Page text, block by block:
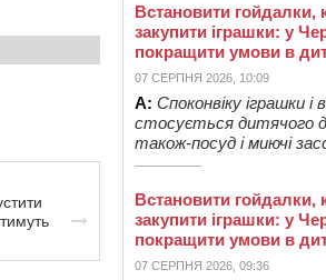
Встановити гойдалки,
закупити іграшки: у
покращити умови в
07 СЕРПНЯ 2026, 10:09
А: Споконвіку іграшки і
стосується дитячого
також-посуд і миючі
Встановити гойдалки,
закупити іграшки: у
покращити умови в
07 СЕРПНЯ 2026, 09:36